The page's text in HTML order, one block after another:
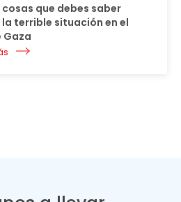
cosas que debes saber
la terrible situación en el
Gaza